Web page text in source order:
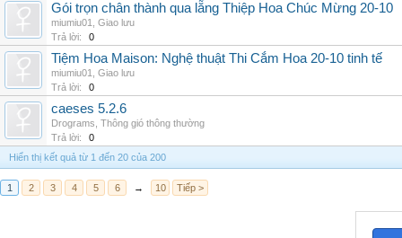
Gói trọn chân thành qua lẵng Thiệp Hoa Chúc Mừng 20-10
miumiu01
Giao lưu
Trả lời:
0
Tiệm Hoa Maison: Nghệ thuật Thi Cắm Hoa 20-10 tinh tế
miumiu01
Giao lưu
Trả lời:
0
caeses 5.2.6
Drograms Thông gió thông thường
Trả lời:
0
Hiển thị kết quả từ 1 đến 20 của 200
1 2 3 4 5 6 → 10 Tiếp >